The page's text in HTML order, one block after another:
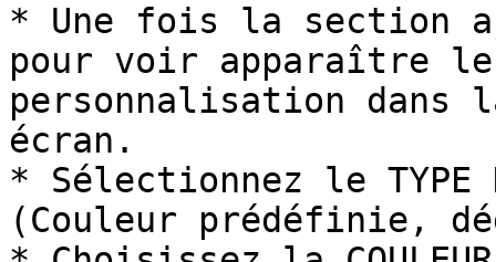
* Une fois la section
pour voir apparaître
personnalisation dans
écran.
* Sélectionnez le TYPE
(Couleur prédéfinie,